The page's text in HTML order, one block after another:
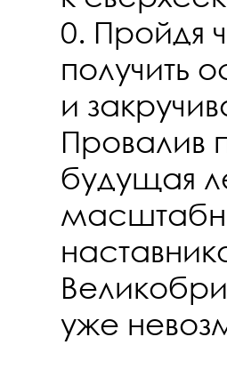
0. Пройдя
получить
и
Провалив
будущая
уже